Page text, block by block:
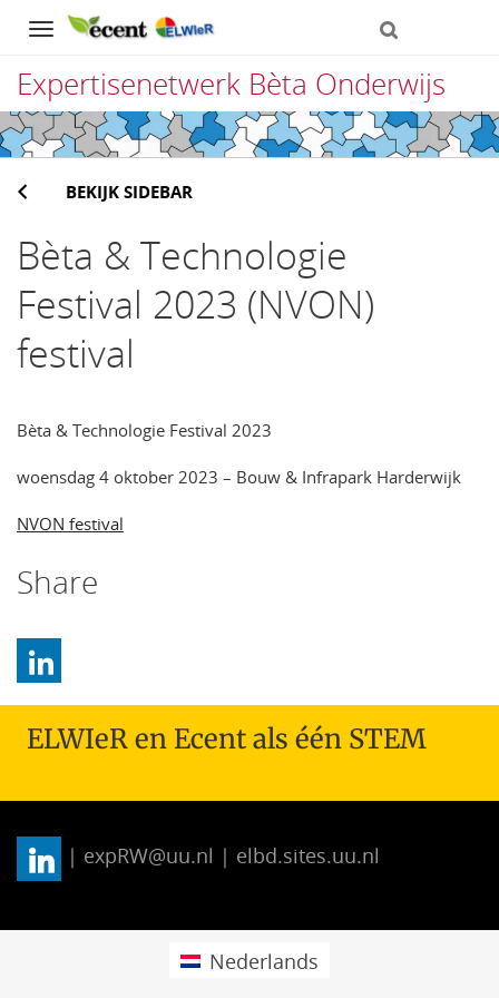
Navigation
Expertisenetwerk Bèta Onderwijs
Direct
naar
het
inhoud
BEKIJK SIDEBAR
Bèta & Technologie
Festival 2023 (NVON)
festival
Bèta & Technologie Festival 2023
woensdag 4 oktober 2023 – Bouw & Infrapark Harderwijk
NVON festival
Share
ELWIeR en Ecent als één STEM
| expRW@uu.nl | elbd.sites.uu.nl
Nederlands